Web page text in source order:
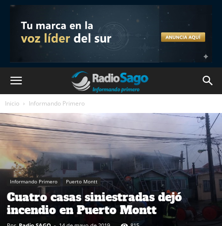
Inicio Informando Primero
Informando Primero Puerto Montt
Cuatro casas siniestradas dejó
incendio en Puerto Montt